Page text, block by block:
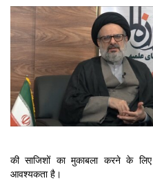
की साजिशों का मुकाबला करने के
आवश्यकता है।